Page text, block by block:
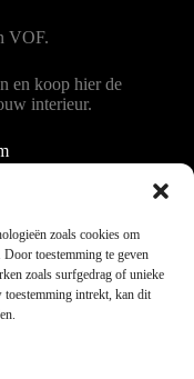
zoals cookies om
toestemming te geven
zoals surfgedrag of unieke
toestemming intrekt, kan dit
VOF.
en koop hier de
interieur.
18:00
blocksy - Made by